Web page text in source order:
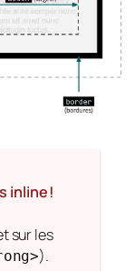
inline !
sur les
).